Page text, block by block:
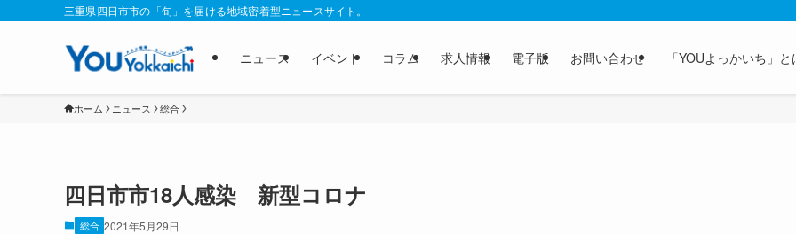
三重県四日市市の「旬」を届ける地域密着型ニュースサイト。
ニュース イベント コラム 求人情報 電子版 お問い合わせ 「YOUよっかいち」と
ホーム ニュース 総合
四日市市18人感染 新型コロナ
総合 2021年5月29日